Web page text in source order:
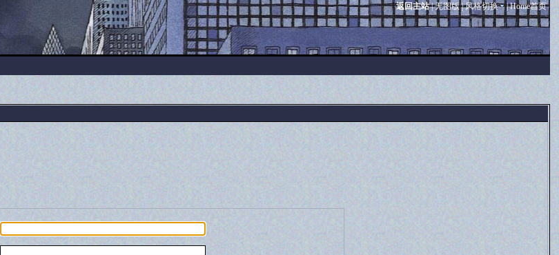
返回主站|无图版|风格切换 |Home首页